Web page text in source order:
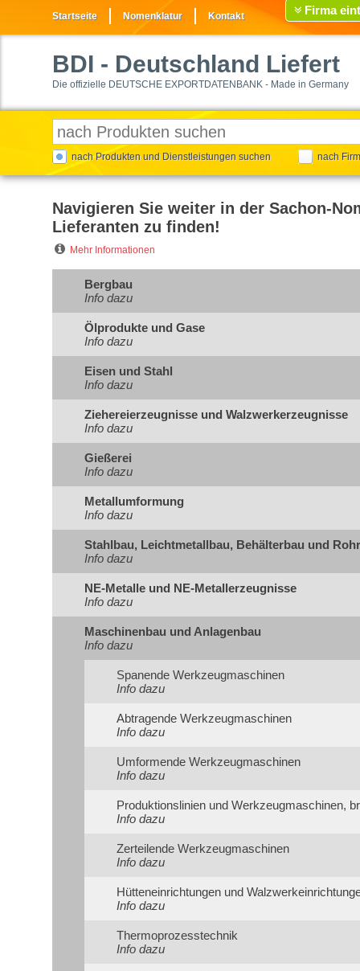
Startseite Nomenklatur Kontakt Firma
BDI - Deutschland Liefert
Die offizielle DEUTSCHE EXPORTDATENBANK - Made in Germany
nach Produkten und Dienstleistungen suchen nach
Navigieren Sie weiter in der Sachon-
Lieferanten zu finden!
Mehr Informationen
Bergbau
Info dazu
Ölprodukte und Gase
Info dazu
Eisen und Stahl
Info dazu
Ziehereierzeugnisse und Walzwerkerzeugnisse
Info dazu
Gießerei
Info dazu
Metallumformung
Info dazu
Stahlbau, Leichtmetallbau, Behälterbau und
Info dazu
NE-Metalle und NE-Metallerzeugnisse
Info dazu
Maschinenbau und Anlagenbau
Info dazu
Spanende Werkzeugmaschinen
Info dazu
Abtragende Werkzeugmaschinen
Info dazu
Umformende Werkzeugmaschinen
Info dazu
Produktionslinien und Werkzeugmaschinen,
Info dazu
Zerteilende Werkzeugmaschinen
Info dazu
Hütteneinrichtungen und
Info dazu
Thermoprozesstechnik
Info dazu